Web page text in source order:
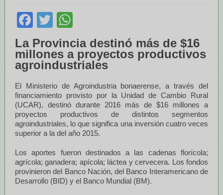
Facebook
Twitter
La Provincia destinó más de $16
millones a proyectos productivos
agroindustriales
El Ministerio de Agroindustria bonaerense, a través del
financiamiento provisto por la Unidad de Cambio Rural
(UCAR), destinó durante 2016 más de $16 millones a
proyectos productivos de distintos segmentos
agroindustriales, lo que significa una inversión cuatro veces
superior a la del año 2015.
Los aportes fueron destinados a las cadenas florícola;
agrícola; ganadera; apícola; láctea y cervecera. Los fondos
provinieron del Banco Nación, del Banco Interamericano de
Desarrollo (BID) y el Banco Mundial (BM).